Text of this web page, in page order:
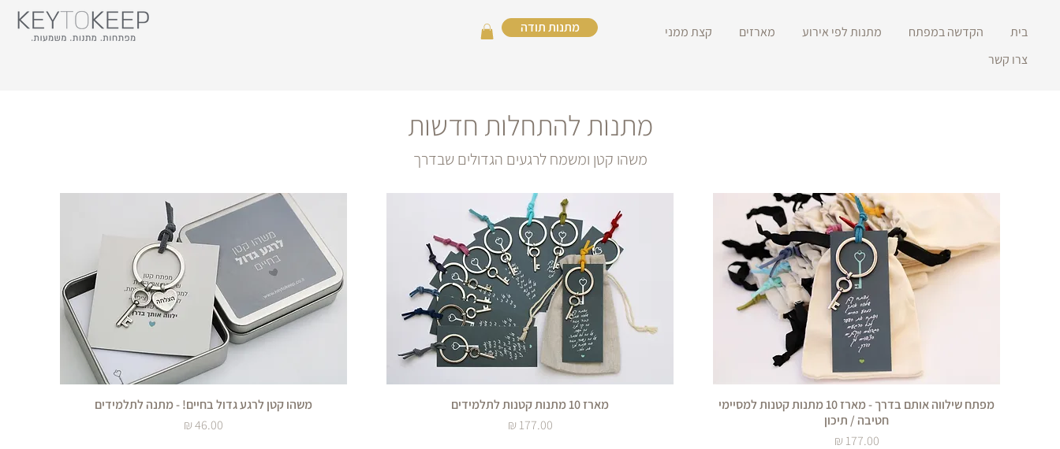
מתנות תודה בית הקדשה במפתח מתנות לפי אירוע מארזים
קצת ממני
צרו קשר
מתנות להתחלות חדשות
משהו קטן ומשמח לרגעים הגדולים שבדרך
מפתח שילווה אותם בדרך - מארז 10 מתנות קטנות למסיימי
חטיבה / תיכון
מחיר
מארז 10 מתנות קטנות לתלמידים
מחיר
משהו קטן לרגע גדול בחיים! - מתנה לתלמידים
מחיר